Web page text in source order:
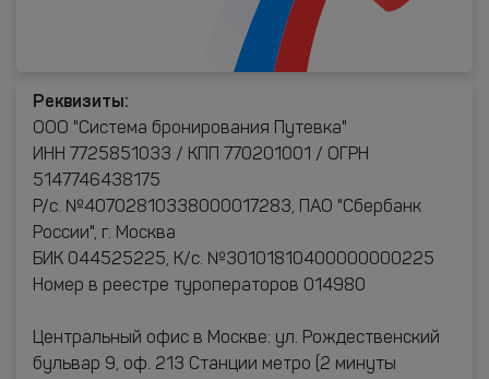
Реквизиты:
ООО "Система бронирования Путевка"
ИНН 7725851033 / КПП 770201001 / ОГРН
5147746438175
Р/с. №40702810338000017283, ПАО "Сбербанк
России", г. Москва
БИК 044525225, К/с. №30101810400000000225
Номер в реестре туроператоров 014980
Центральный офис в Москве: ул. Рождественский
бульвар 9, оф. 213 Станции метро (2 минуты